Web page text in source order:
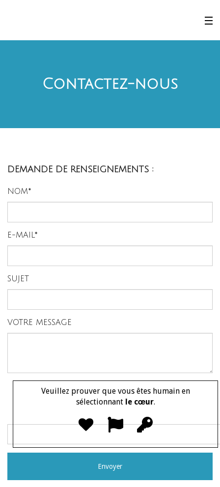
Contactez-nous
DEMANDE DE RENSEIGNEMENTS :
NOM*
E-MAIL*
SUJET
VOTRE MESSAGE
Veuillez prouver que vous êtes humain en
sélectionnantle cœur.